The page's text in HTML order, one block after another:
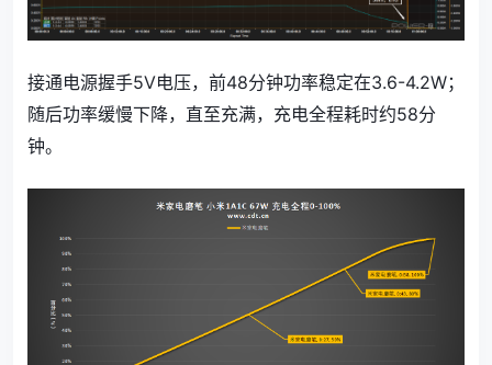
接通电源握手5V电压，前48分钟功率稳定在3.6-4.2W；
随后功率缓慢下降，直至充满，充电全程耗时约58分
钟。